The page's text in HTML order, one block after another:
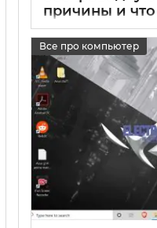
причины и что
Все про компьютер